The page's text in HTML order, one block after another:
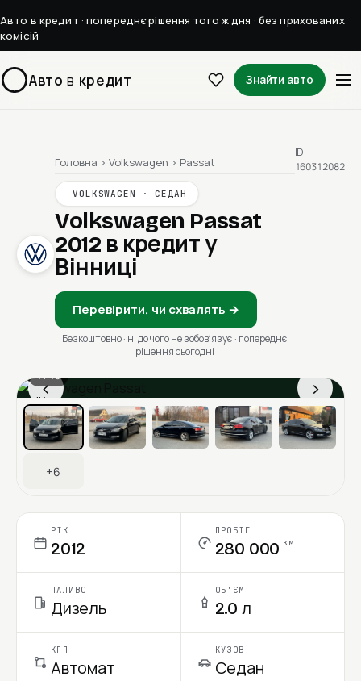
Авто в кредит · попереднє рішення того ж дня · без прихованих
комісій
Авто в кредит Знайти авто
Головна › Volkswagen › Passat
VOLKSWAGEN · СЕДАН
Volkswagen Passat
2012 в кредит у
Вінниці
Перевірити, чи схвалять →
Безкоштовно · ні до чого не зобовʼязує · попереднє
рішення сьогодні
ID:
160312082
‹ ›
1 / 13
Ціна в місяць
+6
РІК
2012
ПРОБІГ
280 000 км
ПАЛИВО
Дизель
ОБ'ЄМ
2.0 л
КПП
Автомат
КУЗОВ
Седан